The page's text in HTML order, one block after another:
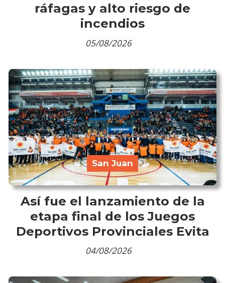
ráfagas y alto riesgo de
incendios
05/08/2026
Así fue el lanzamiento de la
etapa final de los Juegos
Deportivos Provinciales Evita
San Juan
04/08/2026